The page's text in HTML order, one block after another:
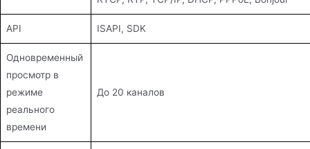
API ISAPI, SDK
Одновременный
просмотр в
режиме
реального
времени
До 20 каналов